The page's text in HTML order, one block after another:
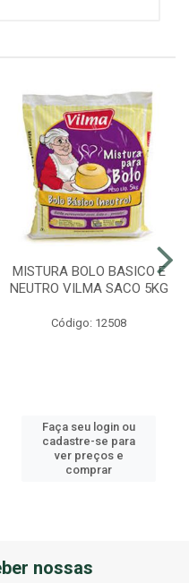
MISTURA BOLO BASICO E
NEUTRO VILMA SACO 5KG
Código: 12508
Faça seu login ou
cadastre-se para
ver preços e
comprar
nossas